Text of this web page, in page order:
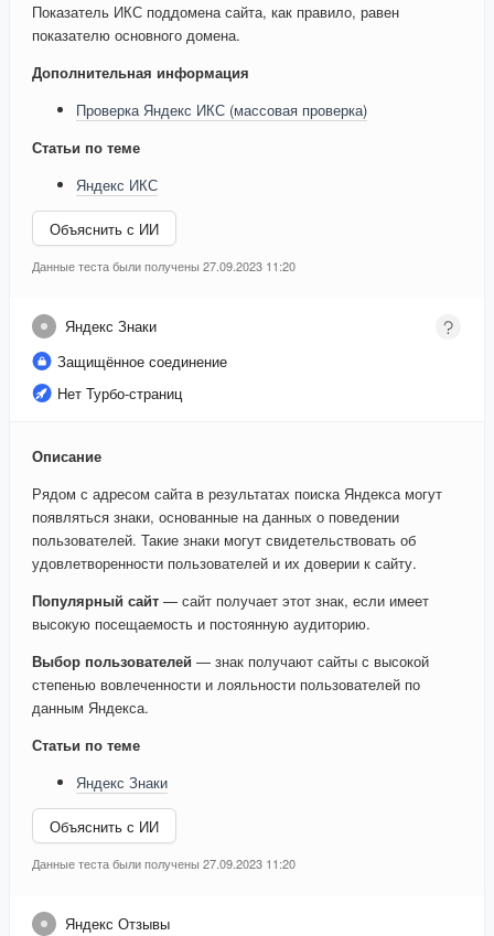
Показатель ИКС поддомена сайта, как правило, равен
показателю основного домена.
Дополнительная информация
Проверка Яндекс ИКС (массовая проверка)
Статьи по теме
Яндекс ИКС
Объяснить с ИИ
Данные теста были получены 27.09.2023 11:20
Яндекс Знаки
Защищённое соединение
Нет Турбо-страниц
Описание
Рядом с адресом сайта в результатах поиска Яндекса могут
появляться знаки, основанные на данных о поведении
пользователей. Такие знаки могут свидетельствовать об
удовлетворенности пользователей и их доверии к сайту.
Популярный сайт — сайт получает этот знак, если имеет
высокую посещаемость и постоянную аудиторию.
Выбор пользователей — знак получают сайты с высокой
степенью вовлеченности и лояльности пользователей по
данным Яндекса.
Статьи по теме
Яндекс Знаки
Объяснить с ИИ
Данные теста были получены 27.09.2023 11:20
Яндекс Отзывы